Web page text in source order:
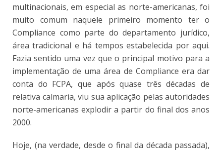
multinacionais, em especial as norte-americanas, foi
muito comum naquele primeiro momento ter o
Compliance como parte do departamento jurídico,
área tradicional e há tempos estabelecida por aqui.
Fazia sentido uma vez que o principal motivo para a
implementação de uma área de Compliance era dar
conta do FCPA, que após quase três décadas de
relativa calmaria, viu sua aplicação pelas autoridades
norte-americanas explodir a partir do final dos anos
2000.
Hoje, (na verdade, desde o final da década passada),